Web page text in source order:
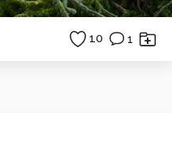
10 1